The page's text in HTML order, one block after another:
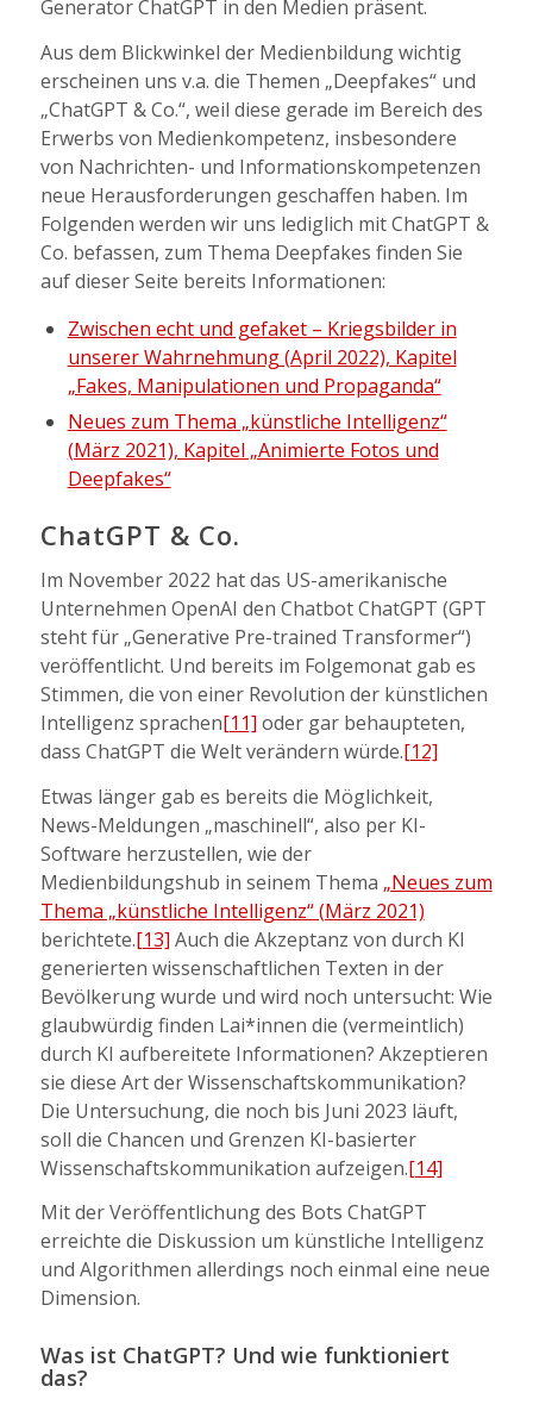
Generator ChatGPT in den Medien präsent.
Aus dem Blickwinkel der Medienbildung wichtig
erscheinen uns v.a. die Themen „Deepfakes“ und
„ChatGPT & Co.“, weil diese gerade im Bereich des
Erwerbs von Medienkompetenz, insbesondere
von Nachrichten- und Informationskompetenzen
neue Herausforderungen geschaffen haben. Im
Folgenden werden wir uns lediglich mit ChatGPT &
Co. befassen, zum Thema Deepfakes finden Sie
auf dieser Seite bereits Informationen:
Zwischen echt und gefaket – Kriegsbilder in
unserer Wahrnehmung (April 2022), Kapitel
„Fakes, Manipulationen und Propaganda“
Neues zum Thema „künstliche Intelligenz“
(März 2021), Kapitel „Animierte Fotos und
Deepfakes“
ChatGPT & Co.
Im November 2022 hat das US-amerikanische
Unternehmen OpenAI den Chatbot ChatGPT (GPT
steht für „Generative Pre-trained Transformer“)
veröffentlicht. Und bereits im Folgemonat gab es
Stimmen, die von einer Revolution der künstlichen
Intelligenz sprachen[11] oder gar behaupteten,
dass ChatGPT die Welt verändern würde.[12]
Etwas länger gab es bereits die Möglichkeit,
News-Meldungen „maschinell“, also per KI-
Software herzustellen, wie der
Medienbildungshub in seinem Thema „Neues zum
Thema „künstliche Intelligenz“ (März 2021)
berichtete.[13] Auch die Akzeptanz von durch KI
generierten wissenschaftlichen Texten in der
Bevölkerung wurde und wird noch untersucht: Wie
glaubwürdig finden Lai*innen die (vermeintlich)
durch KI aufbereitete Informationen? Akzeptieren
sie diese Art der Wissenschaftskommunikation?
Die Untersuchung, die noch bis Juni 2023 läuft,
soll die Chancen und Grenzen KI-basierter
Wissenschaftskommunikation aufzeigen.[14]
Mit der Veröffentlichung des Bots ChatGPT
erreichte die Diskussion um künstliche Intelligenz
und Algorithmen allerdings noch einmal eine neue
Dimension.
Was ist ChatGPT? Und wie funktioniert
das?